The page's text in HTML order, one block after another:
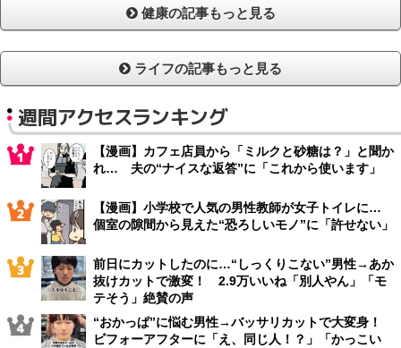
健康の記事もっと見る
ライフの記事もっと見る
週間アクセスランキング
【漫画】カフェ店員から「ミルクと砂糖は？」と聞か
れ… 夫の“ナイスな返答”に「これから使います」
【漫画】小学校で人気の男性教師が女子トイレに…
個室の隙間から見えた“恐ろしいモノ”に「許せない」
前日にカットしたのに…“しっくりこない”男性→あか
抜けカットで激変！ 2.9万いいね「別人やん」「モ
テそう」絶賛の声
“おかっぱ”に悩む男性→バッサリカットで大変身！
ビフォーアフターに「え、同じ人！？」「かっこい